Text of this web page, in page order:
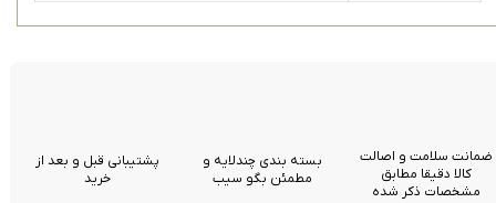
ضمانت سلامت و اصالت
کالا دقیقا مطابق
مشخصات ذکر شده
بسته بندی چندلایه و
مطمئن بگو سیب
پشتیبانی قبل و بعد از
خرید